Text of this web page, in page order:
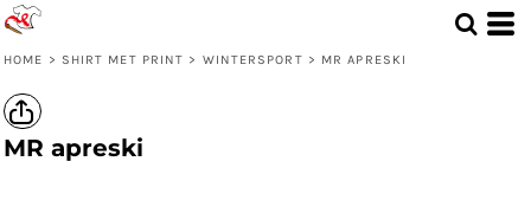
HOME > SHIRT MET PRINT > WINTERSPORT > MR APRESKI
MR apreski